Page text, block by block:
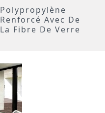
Polypropylène
Renforcé Avec De
La Fibre De Verre